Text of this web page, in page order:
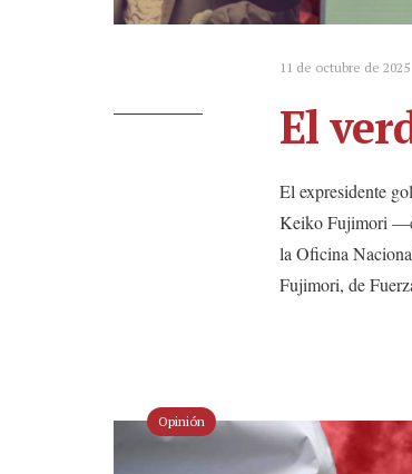
11 de octubre de 2025
El
El expresidente
Keiko Fujimori
la Oficina
Fujimori, de
Opinión